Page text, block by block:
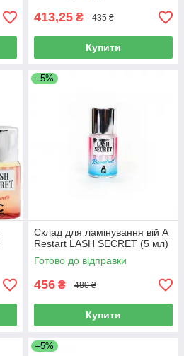
413,25 ₴ 435 ₴
Купити
–5%
Склад для ламінування вій A
Restart LASH SECRET (5 мл)
Готово до відправки
456 ₴ 480 ₴
Купити
–5%